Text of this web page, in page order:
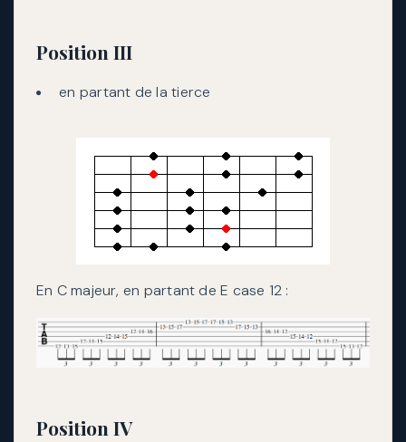
Position III
en partant de la tierce
En C majeur, en partant de E case 12 :
Position IV